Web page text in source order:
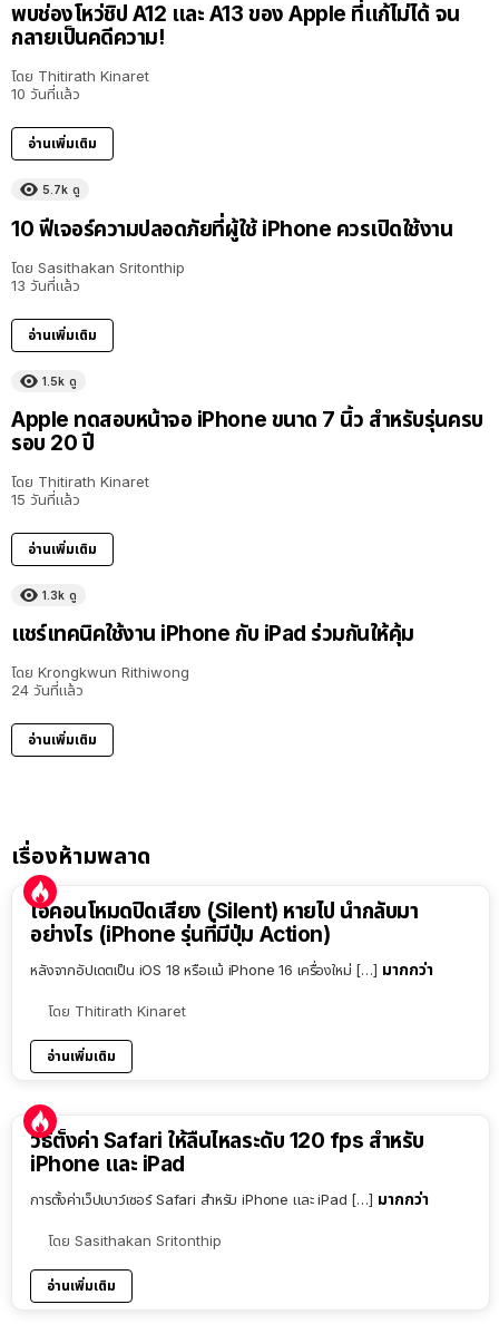
พบช่องโหว่ชิป A12 และ A13 ของ Apple ที่แก้ไม่ได้ จน
กลายเป็นคดีความ!
โดย Thitirath Kinaret
10 วันที่แล้ว
อ่านเพิ่มเติม
5.7k ดู
10 ฟีเจอร์ความปลอดภัยที่ผู้ใช้ iPhone ควรเปิดใช้งาน
โดย Sasithakan Sritonthip
13 วันที่แล้ว
อ่านเพิ่มเติม
1.5k ดู
Apple ทดสอบหน้าจอ iPhone ขนาด 7 นิ้ว สำหรับรุ่นครบ
รอบ 20 ปี
โดย Thitirath Kinaret
15 วันที่แล้ว
อ่านเพิ่มเติม
1.3k ดู
แชร์เทคนิคใช้งาน iPhone กับ iPad ร่วมกันให้คุ้ม
โดย Krongkwun Rithiwong
24 วันที่แล้ว
อ่านเพิ่มเติม
เรื่องห้ามพลาด
ไอคอนโหมดปิดเสียง (Silent) หายไป นำกลับมา
อย่างไร (iPhone รุ่นที่มีปุ่ม Action)
หลังจากอัปเดตเป็น iOS 18 หรือแม้ iPhone 16 เครื่องใหม่ […] มากกว่า
โดย Thitirath Kinaret
อ่านเพิ่มเติม
วิธีตั้งค่า Safari ให้ลื่นไหลระดับ 120 fps สำหรับ
iPhone และ iPad
การตั้งค่าเว็ปเบาว์เซอร์ Safari สำหรับ iPhone และ iPad […] มากกว่า
โดย Sasithakan Sritonthip
อ่านเพิ่มเติม